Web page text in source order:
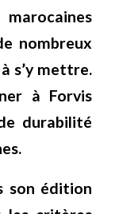
nombreux
s’y mettre.
à Forvis
durabilité
son édition